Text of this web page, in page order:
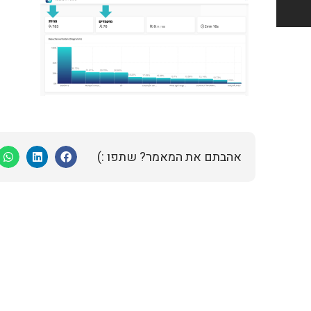
אהבתם את המאמר? שתפו :)